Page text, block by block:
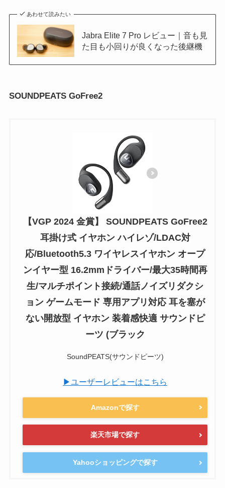
あわせて読みたい
Jabra Elite 7 Pro レビュー｜音も見
た目も小回りが良くなった後継機
SOUNDPEATS GoFree2
【VGP 2024 金賞】 SOUNDPEATS GoFree2
耳掛け式 イヤホン ハイレゾ/LDAC対
応/Bluetooth5.3 ワイヤレスイヤホン オープ
ンイヤー型 16.2mmドライバー/最大35時間再
生/マルチポイント接続/通話ノイズリダクシ
ョン ゲームモード 専用アプリ対応 耳を塞が
ない開放型 イヤホン 装着感快適 サウンドピ
ーツ (ブラック
SoundPEATS(サウンドピーツ)
▶ユーザーレビューはこちら
Amazonで探す
楽天市場で探す
Yahooショッピングで探す